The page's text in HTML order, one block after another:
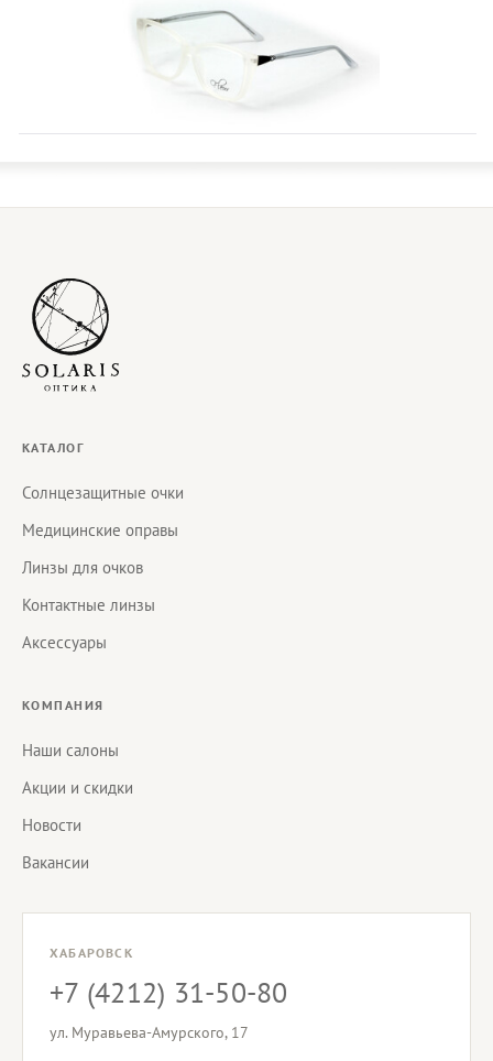
КАТАЛОГ
Солнцезащитные очки
Медицинские оправы
Линзы для очков
Контактные линзы
Аксессуары
КОМПАНИЯ
Наши салоны
Акции и скидки
Новости
Вакансии
ХАБАРОВСК
+7 (4212) 31-50-80
ул. Муравьева-Амурского, 17